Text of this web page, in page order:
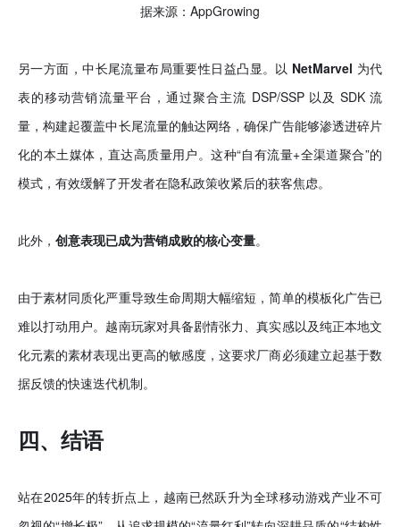
据来源：AppGrowing
另一方面，中长尾流量布局重要性日益凸显。以 NetMarvel 为代
表的移动营销流量平台，通过聚合主流 DSP/SSP 以及 SDK 流
量，构建起覆盖中长尾流量的触达网络，确保广告能够渗透进碎片
化的本土媒体，直达高质量用户。这种“自有流量+全渠道聚合”的
模式，有效缓解了开发者在隐私政策收紧后的获客焦虑。
此外， 创意表现已成为营销成败的核心变量。
由于素材同质化严重导致生命周期大幅缩短，简单的模板化广告已
难以打动用户。越南玩家对具备剧情张力、真实感以及纯正本地文
化元素的素材表现出更高的敏感度，这要求厂商必须建立起基于数
据反馈的快速迭代机制。
四、结语
站在2025年的转折点上，越南已然跃升为全球移动游戏产业不可